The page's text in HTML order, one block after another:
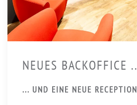
NEUES BACKOFFICE
... UND EINE NEUE RECEPTION